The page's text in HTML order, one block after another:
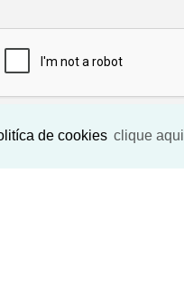
de cookies clique aqui
BUSCAR IMOVEIS